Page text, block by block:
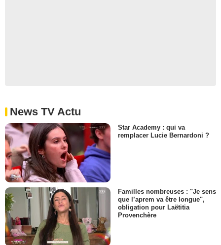
News TV Actu
Star Academy : qui va
remplacer Lucie Bernardoni ?
Familles nombreuses : "Je sens
que l’aprem va être longue",
obligation pour Laëtitia
Provenchère